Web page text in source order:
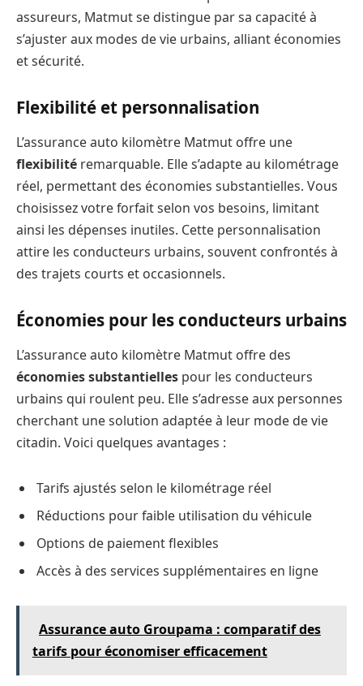
assureurs, Matmut se distingue par sa capacité à
s’ajuster aux modes de vie urbains, alliant économies
et sécurité.
Flexibilité et personnalisation
L’assurance auto kilomètre Matmut offre une
flexibilité remarquable. Elle s’adapte au kilométrage
réel, permettant des économies substantielles. Vous
choisissez votre forfait selon vos besoins, limitant
ainsi les dépenses inutiles. Cette personnalisation
attire les conducteurs urbains, souvent confrontés à
des trajets courts et occasionnels.
Économies pour les conducteurs urbains
L’assurance auto kilomètre Matmut offre des
économies substantielles pour les conducteurs
urbains qui roulent peu. Elle s’adresse aux personnes
cherchant une solution adaptée à leur mode de vie
citadin. Voici quelques avantages :
Tarifs ajustés selon le kilométrage réel
Réductions pour faible utilisation du véhicule
Options de paiement flexibles
Accès à des services supplémentaires en ligne
Assurance auto Groupama : comparatif des
tarifs pour économiser efficacement